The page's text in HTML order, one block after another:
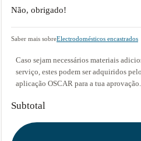
Não, obrigado!
Saber mais sobreElectrodomésticos encastrados
Caso sejam necessários materiais
serviço, estes podem ser adquiridos
aplicação OSCAR para a tua aprovação.
Subtotal